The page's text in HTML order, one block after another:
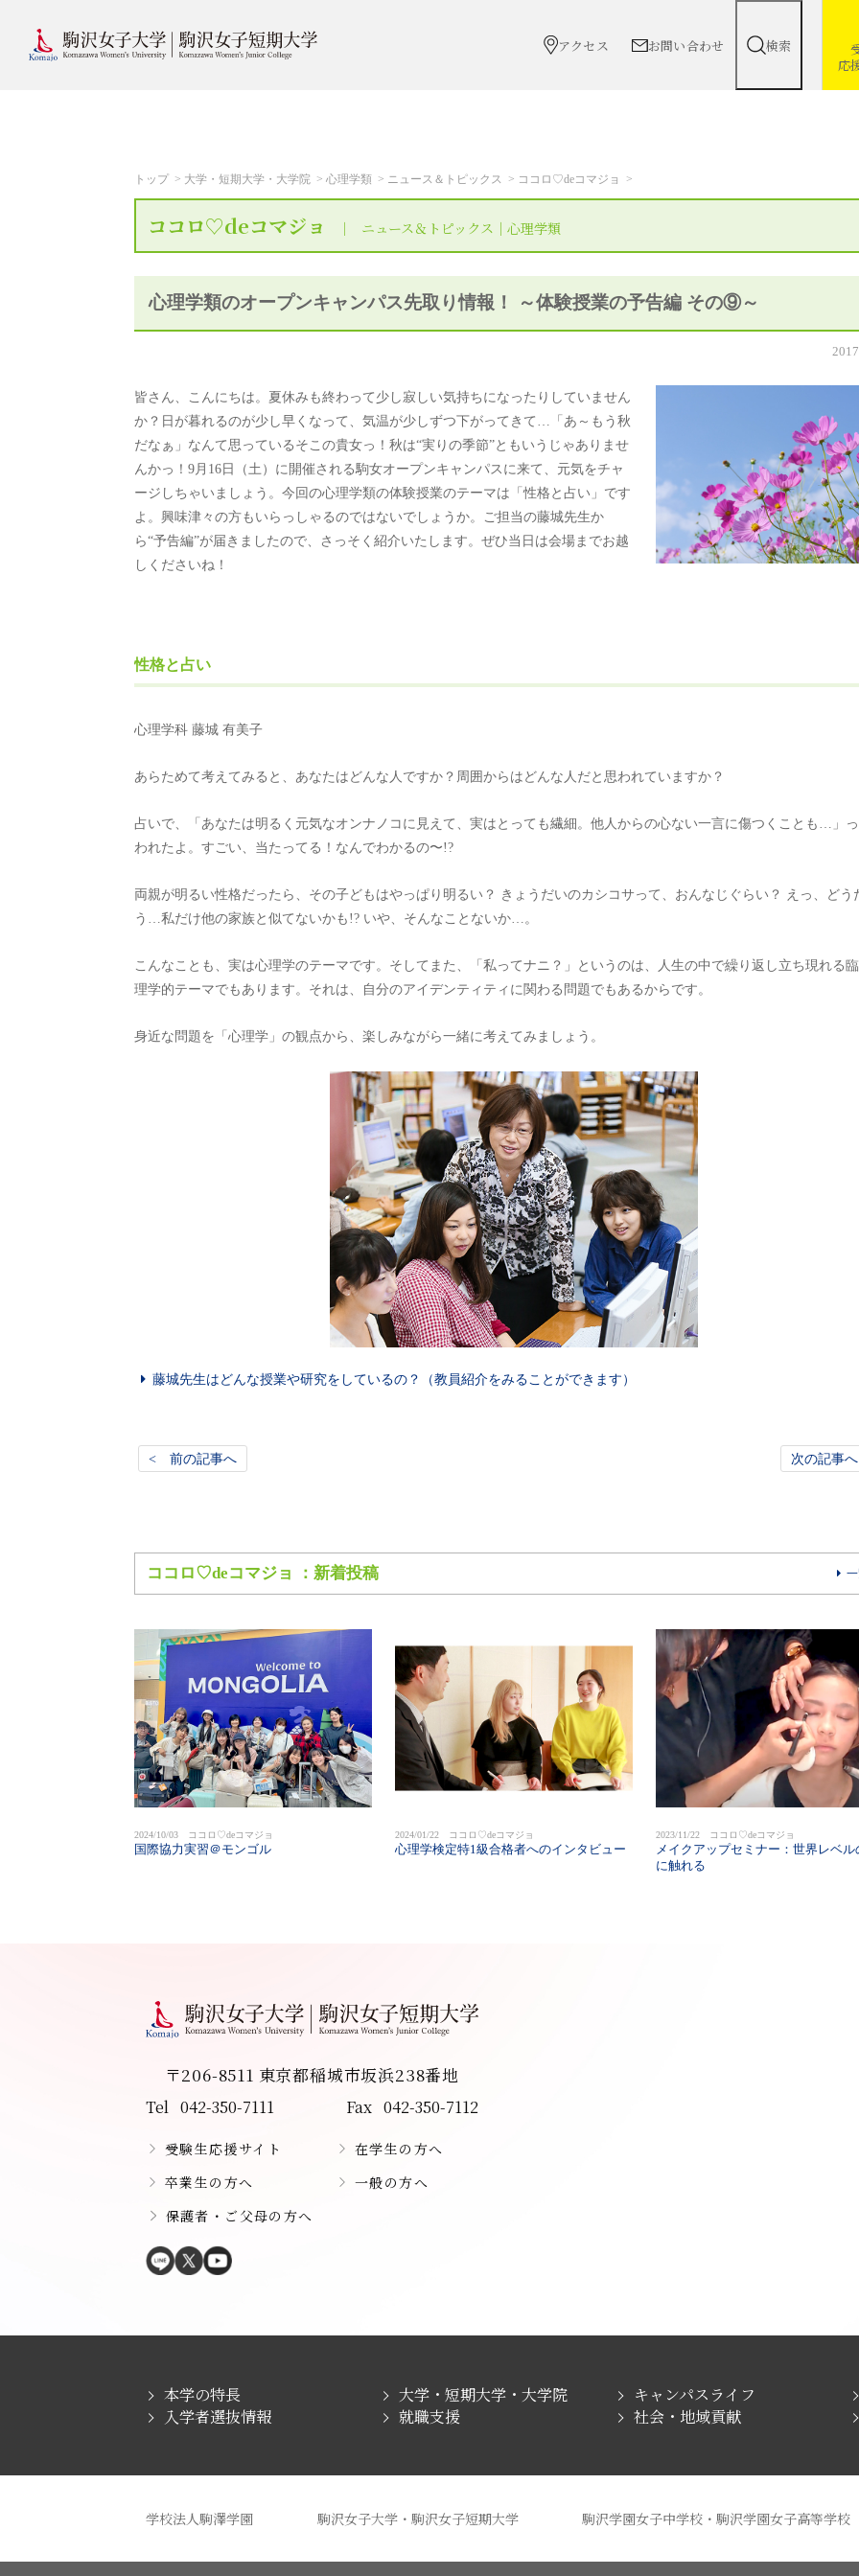
アクセス お問い合わせ 検索
応
トップ 大学・短期大学・大学院 心理学類 ニュース＆トピックス ココロ♡deコマジョ
ココロ♡deコマジョ ニュース＆トピックス｜心理学類
心理学類のオープンキャンパス先取り情報！ ～体験授業の予告編 その⑨～
皆さん、こんにちは。夏休みも終わって少し寂しい気持ちになったりしていません
か？日が暮れるのが少し早くなって、気温が少しずつ下がってきて…「あ～もう秋
だなぁ」なんて思っているそこの貴女っ！秋は“実りの季節”ともいうじゃありませ
んかっ！9月16日（土）に開催される駒女オープンキャンパスに来て、元気をチャ
ージしちゃいましょう。今回の心理学類の体験授業のテーマは「性格と占い」です
よ。興味津々の方もいらっしゃるのではないでしょうか。ご担当の藤城先生か
ら“予告編”が届きましたので、さっそく紹介いたします。ぜひ当日は会場までお越
しくださいね！
性格と占い
心理学科 藤城 有美子
あらためて考えてみると、あなたはどんな人ですか？周囲からはどんな人だと思われていますか？
占いで、「あなたは明るく元気なオンナノコに見えて、実はとっても繊細。他人からの心ない一言に傷つくことも…」
われたよ。すごい、当たってる！なんでわかるの〜!?
両親が明るい性格だったら、その子どもはやっぱり明るい？ きょうだいのカシコサって、おんなじぐらい？ えっ、どう
う…私だけ他の家族と似てないかも!? いや、そんなことないか…。
こんなことも、実は心理学のテーマです。そしてまた、「私ってナニ？」というのは、人生の中で繰り返し立ち現れる
理学的テーマでもあります。それは、自分のアイデンティティに関わる問題でもあるからです。
身近な問題を「心理学」の観点から、楽しみながら一緒に考えてみましょう。
藤城先生はどんな授業や研究をしているの？（教員紹介をみることができます）
< 前の記事へ 次の記事
ココロ♡deコマジョ ：新着投稿
2024/10/03 ココロ♡deコマジョ
国際協力実習＠モンゴル
2024/01/22 ココロ♡deコマジョ
心理学検定特1級合格者へのインタビュー
2023/11/22 ココロ♡deコマジョ
メイクアップセミナー：世界レベル
に触れる
〒206-8511 東京都稲城市坂浜238番地
Tel 042-350-7111 Fax 042-350-7112
受験生応援サイト
在学生の方へ
卒業生の方へ
一般の方へ
保護者・ご父母の方へ
本学の特長 大学・短期大学・大学院
キャンパスライフ
入学者選抜情報
就職支援 社会・地域貢献
学校法人駒澤学園 駒沢女子大学・駒沢女子短期大学 駒沢学園女子中学校・駒沢学園女子高等学校